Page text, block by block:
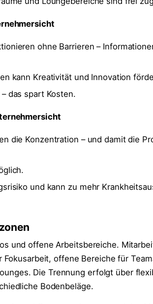
ohne Barrieren –
kann Kreativität und Innovation
das spart Kosten.
die Konzentration – und damit die
und kann zu mehr
und offene Arbeitsbereiche.
offene Bereiche für
Die Trennung erfolgt über
Bodenbeläge.